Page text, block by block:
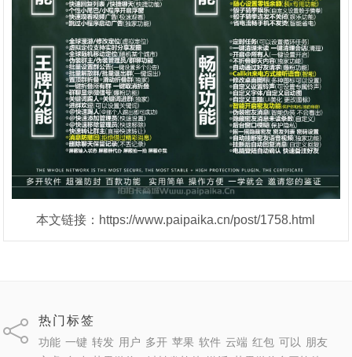
本文链接：https://www.paipaika.cn/post/1758.html
热门标签
功能 一键 转发 用户 多开 苹果 软件 云端 红包 可以 朋友